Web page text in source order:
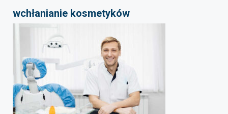
wchłanianie kosmetyków